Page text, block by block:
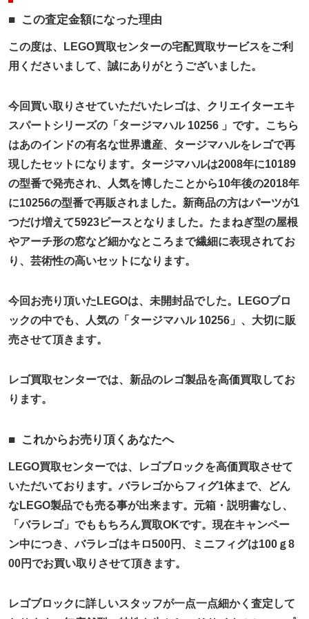
この査定金額になった理由
この度は、LEGO買取センターの宅配買取サービスをご利
用くださいまして、誠にありがとうございました。
今回買い取りさせていただいたレゴは、クリエイターエキ
スパートシリーズの「タージマハル 10256 」です。こちら
はあのインドの有名な世界遺産、タージマハルをレゴで再
現したセットになります。タージマハルは2008年に10189
の型番で発売され、人気を博したことから10年後の2018年
に10256の型番で再販されました。新商品の方はパーツが1
つだけ増えて5923ピースとなりました。たまねぎ型の屋根
やアーチ形の窓など細かなところまで繊細に表現されてお
り、芸術性の高いセットになります。
今回お売り頂いたLEGOは、未開封品でした。LEGOブロ
ックの中でも、人気の「タージマハル 10256」、大切に販
売させて頂きます。
レゴ買取センターでは、新品のレゴ製品を高価買取してお
ります。
これからお売り頂くあなたへ
LEGO買取センターでは、レゴブロックを高価買取させて
いただいております。バラレゴからフィグ1体まで、どん
なLEGO製品でも売る事が出来ます。元箱・説明書なし、
「バラレゴ」でももちろん買取OKです。現在キャンペー
ン中につき、バラレゴはキロ500円、ミニフィグは100ｇ8
00円でお買い取りさせて頂きます。
レゴブロックに詳しいスタッフが一点一点細かく査定して